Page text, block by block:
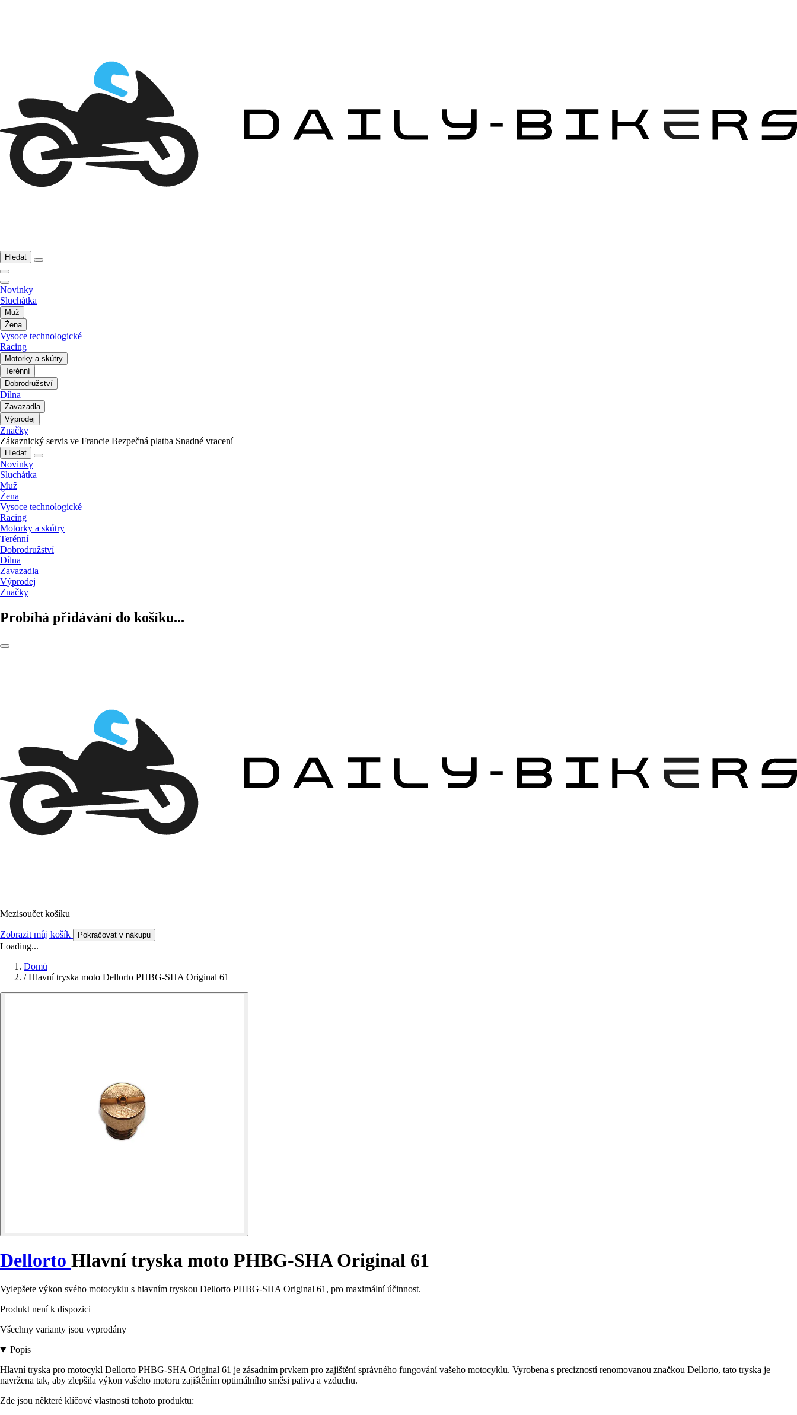
Hledat
Novinky
Sluchátka
Muž
Žena
Vysoce technologické
Racing
Motorky a skútry
Terénní
Dobrodružství
Dílna
Zavazadla
Výprodej
Značky
Zákaznický servis ve Francie Bezpečná platba Snadné vracení
Hledat
Novinky
Sluchátka
Muž
Žena
Vysoce technologické
Racing
Motorky a skútry
Terénní
Dobrodružství
Dílna
Zavazadla
Výprodej
Značky
Probíhá přidávání do košíku...
Mezisoučet košíku
Zobrazit můj košík Pokračovat v nákupu
Loading...
Domů
/ Hlavní tryska moto Dellorto PHBG-SHA Original 61
Dellorto Hlavní tryska moto PHBG-SHA Original 61
Vylepšete výkon svého motocyklu s hlavním tryskou Dellorto PHBG-SHA Original 61, pro maximální účinnost.
Produkt není k dispozici
Všechny varianty jsou vyprodány
Popis
Hlavní tryska pro motocykl Dellorto PHBG-SHA Original 61 je zásadním prvkem pro zajištění správného fungování vašeho motocyklu. Vyrobena s precizností renomovanou značkou Dellorto, tato tryska je
navržena tak, aby zlepšila výkon vašeho motoru zajištěním optimálního směsi paliva a vzduchu.
Zde jsou některé klíčové vlastnosti tohoto produktu: